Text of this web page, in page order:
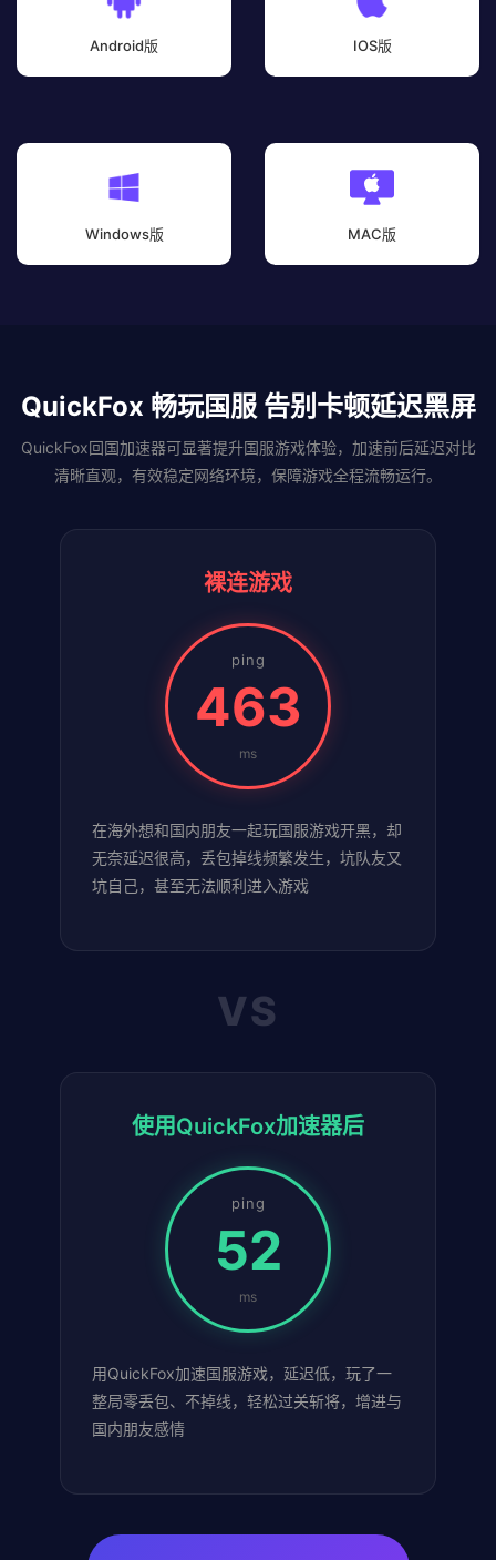
Android版 IOS版
Windows版 MAC版
QuickFox 畅玩国服 告别卡顿延迟黑屏
QuickFox回国加速器可显著提升国服游戏体验，加速前后延迟对比
清晰直观，有效稳定网络环境，保障游戏全程流畅运行。
裸连游戏
ping
463
ms
在海外想和国内朋友一起玩国服游戏开黑，却
无奈延迟很高，丢包掉线频繁发生，坑队友又
坑自己，甚至无法顺利进入游戏
VS
使用QuickFox加速器后
ping
52
ms
用QuickFox加速国服游戏，延迟低，玩了一
整局零丢包、不掉线，轻松过关斩将，增进与
国内朋友感情